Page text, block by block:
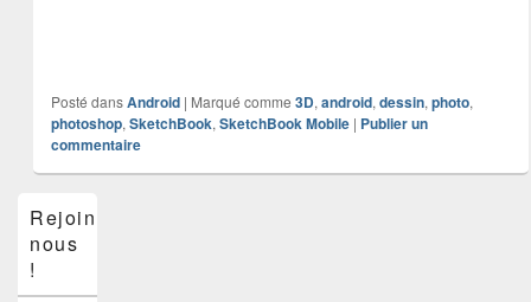
Posté dans Android | Marqué comme 3D, android, dessin, photo,
photoshop, SketchBook, SketchBook Mobile | Publier un
commentaire
principale
de
widget
Rejoins-
nous
!